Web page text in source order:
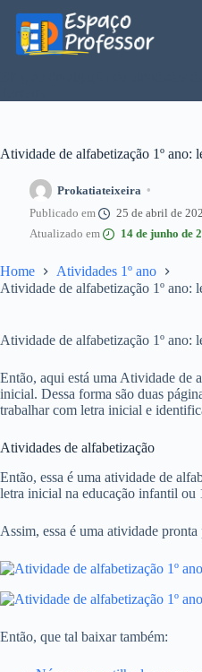
para
conteúdo
Atividade de alfabetização 1º ano:
Prokatiateixeira
25 de abril de
14 de junho de
Home
Atividades 1º ano
Atividade de alfabetização 1º ano:
Atividade de alfabetização 1º ano:
Então, aqui está uma Atividade de
inicial. Dessa forma são duas
trabalhar com letra inicial e
Atividades de alfabetização
Então, essa é uma atividade de
letra inicial na educação infantil ou
Assim, essa é uma atividade
Então, que tal baixar também: